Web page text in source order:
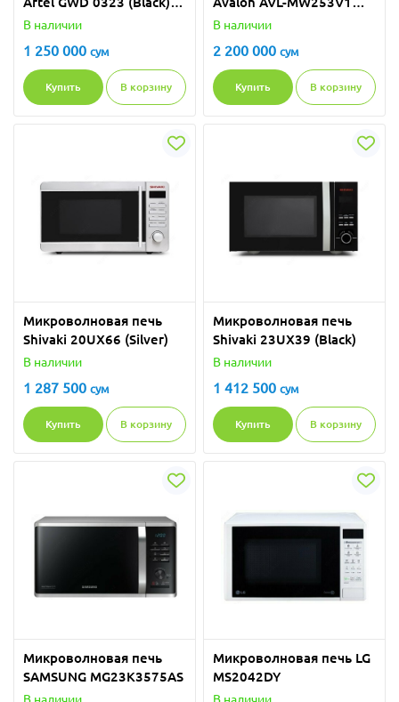
гриль
В наличии
1 250 000 сум
Купить В корзину
(Black)
В наличии
2 200 000 сум
Купить В корзину
Микроволновая печь
Shivaki 20UX66 (Silver)
В наличии
1 287 500 сум
Купить В корзину
Микроволновая печь
Shivaki 23UX39 (Black)
В наличии
1 412 500 сум
Купить В корзину
Микроволновая печь
SAMSUNG MG23K3575AS
Микроволновая печь LG
MS2042DY